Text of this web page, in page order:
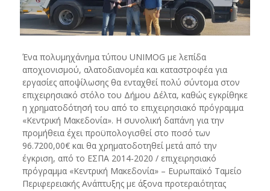
Ένα πολυμηχάνημα τύπου UNIMOG με λεπίδα
αποχιονισμού, αλατοδιανομέα και καταστροφέα για
εργασίες αποψίλωσης θα ενταχθεί πολύ σύντομα στον
επιχειρησιακό στόλο του Δήμου Δέλτα, καθώς εγκρίθηκε
η χρηματοδότησή του από το επιχειρησιακό πρόγραμμα
«Κεντρική Μακεδονία». Η συνολική δαπάνη για την
προμήθεια έχει προϋπολογισθεί στο ποσό των
96.7200,00€ και θα χρηματοδοτηθεί μετά από την
έγκριση, από το ΕΣΠΑ 2014-2020 / επιχειρησιακό
πρόγραμμα «Κεντρική Μακεδονία» – Ευρωπαϊκό Ταμείο
Περιφερειακής Ανάπτυξης με άξονα προτεραιότητας